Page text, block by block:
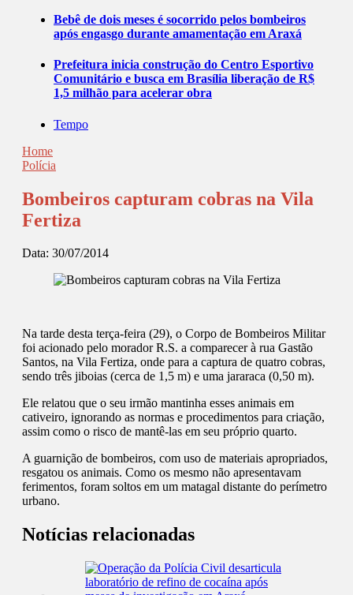
Bebê de dois meses é socorrido pelos bombeiros
após engasgo durante amamentação em Araxá
Prefeitura inicia construção do Centro Esportivo
Comunitário e busca em Brasília liberação de R$
1,5 milhão para acelerar obra
Tempo
Home
Polícia
Bombeiros capturam cobras na Vila
Fertiza
Data: 30/07/2014
Na tarde desta terça-feira (29), o Corpo de Bombeiros Militar
foi acionado pelo morador R.S. a comparecer à rua Gastão
Santos, na Vila Fertiza, onde para a captura de quatro cobras,
sendo três jiboias (cerca de 1,5 m) e uma jararaca (0,50 m).
Ele relatou que o seu irmão mantinha esses animais em
cativeiro, ignorando as normas e procedimentos para criação,
assim como o risco de mantê-las em seu próprio quarto.
A guarnição de bombeiros, com uso de materiais apropriados,
resgatou os animais. Como os mesmo não apresentavam
ferimentos, foram soltos em um matagal distante do perímetro
urbano.
Notícias relacionadas